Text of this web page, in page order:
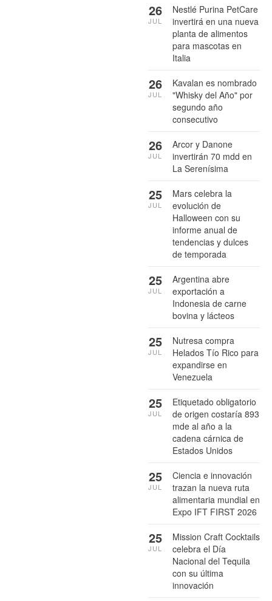
Nestlé Purina PetCare
invertirá en una nueva
planta de alimentos
para mascotas en
Italia
26
JUL
Kavalan es nombrado
"Whisky del Año" por
segundo año
consecutivo
26
JUL
Arcor y Danone
invertirán 70 mdd en
La Serenísima
26
JUL
Mars celebra la
evolución de
Halloween con su
informe anual de
tendencias y dulces
de temporada
25
JUL
Argentina abre
exportación a
Indonesia de carne
bovina y lácteos
25
JUL
Nutresa compra
Helados Tío Rico para
expandirse en
Venezuela
25
JUL
Etiquetado obligatorio
de origen costaría 893
mde al año a la
cadena cárnica de
Estados Unidos
25
JUL
Ciencia e innovación
trazan la nueva ruta
alimentaria mundial en
Expo IFT FIRST 2026
25
JUL
Mission Craft Cocktails
celebra el Día
Nacional del Tequila
con su última
innovación
25
JUL